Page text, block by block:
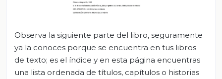
Observa la siguiente parte del libro, seguramente
ya la conoces porque se encuentra en tus libros
de texto; es el índice y en esta página encuentras
una lista ordenada de títulos, capítulos o historias